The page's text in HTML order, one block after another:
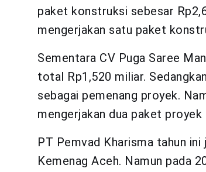
paket konstruksi sebesar
mengerjakan satu paket
Sementara CV Puga Saree
total Rp1,520 miliar.
sebagai pemenang proyek.
mengerjakan dua paket
PT Pemvad Kharisma tahun
Kemenag Aceh. Namun pada